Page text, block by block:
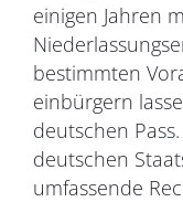
einigen Jahren
bestimmten
einbürgern
deutschen
deutschen
umfassende